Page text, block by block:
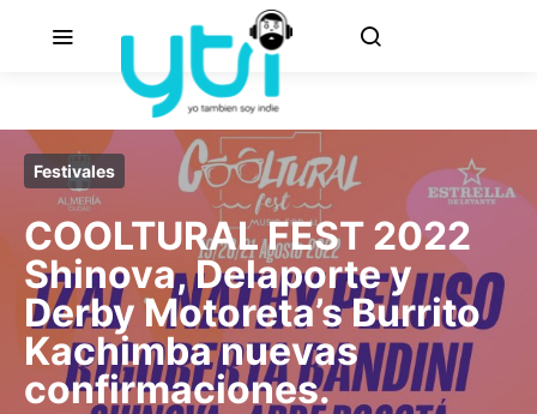
Festivales
COOLTURAL FEST 2022
Shinova, Delaporte y
Derby Motoreta’s Burrito
Kachimba nuevas
confirmaciones.